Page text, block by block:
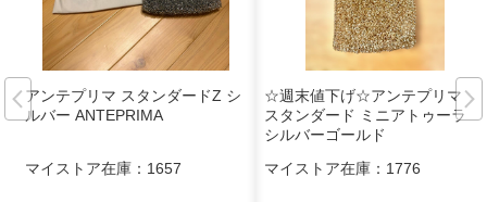
アンテプリマ スタンダードZ シ
ルバー ANTEPRIMA
マイストア在庫： 1657
☆週末値下げ☆アンテプリマ
スタンダード ミニアトゥーラ
シルバーゴールド
マイストア在庫： 1776